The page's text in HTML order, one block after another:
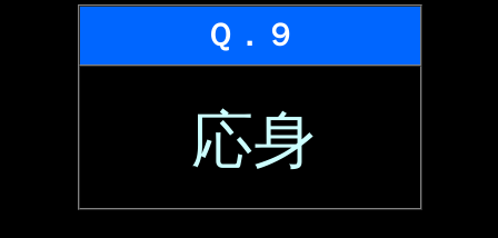
Ｑ．９
応身